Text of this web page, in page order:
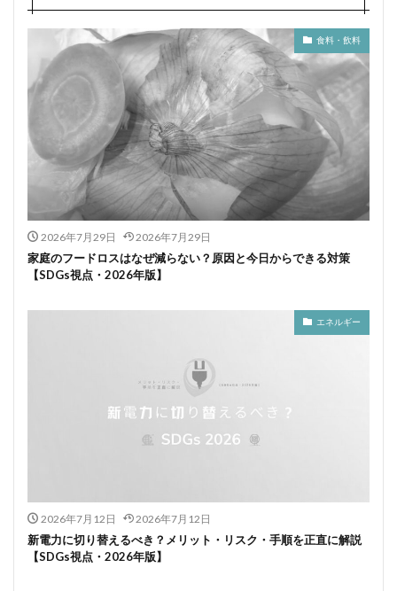
食料・飲料
2026年7月29日 2026年7月29日
家庭のフードロスはなぜ減らない？原因と今日からできる対策
【SDGs視点・2026年版】
エネルギー
2026年7月12日 2026年7月12日
新電力に切り替えるべき？メリット・リスク・手順を正直に解説
【SDGs視点・2026年版】